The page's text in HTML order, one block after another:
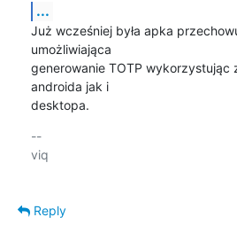
...
Już wcześniej była apka
umożliwiająca
generowanie TOTP wykorzystując
androida jak i
desktopa.
--
viq
Reply